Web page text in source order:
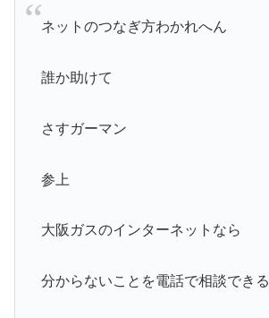
ネットのつなぎ方わかれへん
誰か助けて
さすガーマン
参上
大阪ガスのインターネットなら
分からないことを電話で相談できる